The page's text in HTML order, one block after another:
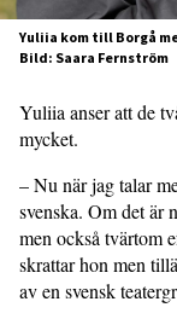
Yuliia kom till Borgå
Bild: Saara Fernström
Yuliia anser att de
mycket.
– Nu när jag talar
svenska. Om det är
men också tvärtom
skrattar hon men
av en svensk